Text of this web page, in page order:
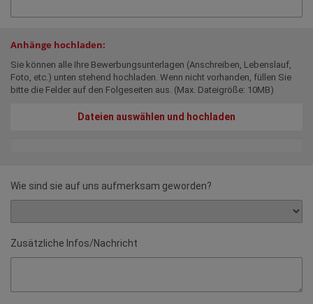
Anhänge hochladen:
Sie können alle Ihre Bewerbungsunterlagen (Anschreiben, Lebenslauf,
Foto, etc.) unten stehend hochladen. Wenn nicht vorhanden, füllen Sie
bitte die Felder auf den Folgeseiten aus. (Max. Dateigröße: 10MB)
Dateien auswählen und hochladen
Wie sind sie auf uns aufmerksam geworden?
Zusätzliche Infos/Nachricht